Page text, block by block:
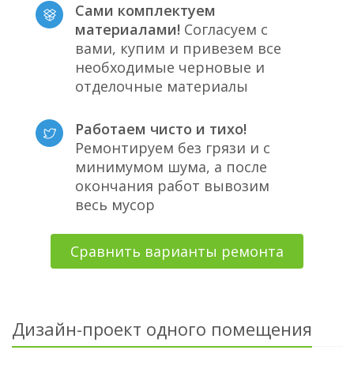
Сами комплектуем
материалами! Согласуем с
вами, купим и привезем все
необходимые черновые и
отделочные материалы
Работаем чисто и тихо!
Ремонтируем без грязи и с
минимумом шума, а после
окончания работ вывозим
весь мусор
Сравнить варианты ремонта
Дизайн-проект одного помещения